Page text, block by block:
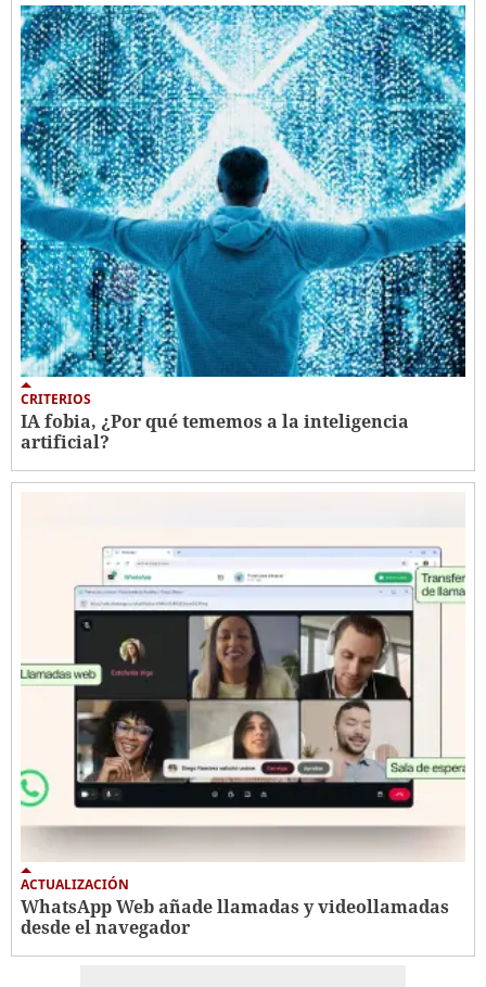
CRITERIOS
IA fobia, ¿Por qué tememos a la inteligencia
artificial?
ACTUALIZACIÓN
WhatsApp Web añade llamadas y videollamadas
desde el navegador